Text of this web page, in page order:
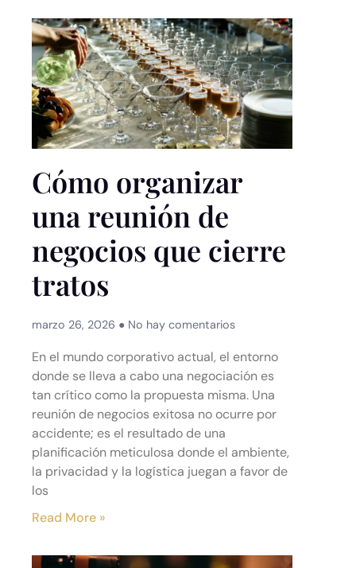
Cómo organizar
una reunión de
negocios que cierre
tratos
marzo 26, 2026 No hay comentarios
En el mundo corporativo actual, el entorno
donde se lleva a cabo una negociación es
tan crítico como la propuesta misma. Una
reunión de negocios exitosa no ocurre por
accidente; es el resultado de una
planificación meticulosa donde el ambiente,
la privacidad y la logística juegan a favor de
los
Read More »